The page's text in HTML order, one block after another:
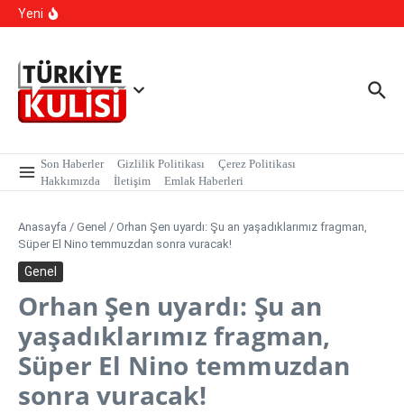
İçeriğe atla
Yeni
Muayenede Branş Sayısı Artırıldı
Son Haberler Gizlilik Politikası
Çerez Politikası
Hakkımızda
İletişim Emlak Haberleri
Anasayfa / Genel / Orhan Şen uyardı: Şu an yaşadıklarımız fragman,
Süper El Nino temmuzdan sonra vuracak!
Genel
Orhan Şen uyardı: Şu an
yaşadıklarımız fragman,
Süper El Nino temmuzdan
sonra vuracak!